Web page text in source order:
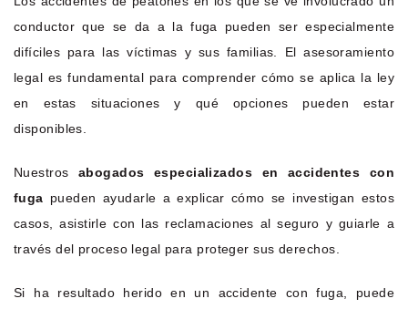
conductor que se da a la fuga pueden ser especialmente
difíciles para las víctimas y sus familias. El asesoramiento
legal es fundamental para comprender cómo se aplica la ley
en estas situaciones y qué opciones pueden estar
disponibles.
Nuestros abogados especializados en accidentes con
fuga pueden ayudarle a explicar cómo se investigan estos
casos, asistirle con las reclamaciones al seguro y guiarle a
través del proceso legal para proteger sus derechos.
Si ha resultado herido en un accidente con fuga, puede